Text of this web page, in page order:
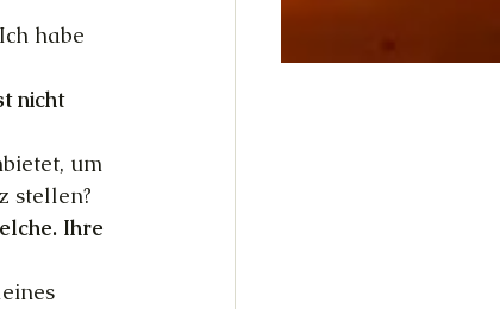
habe
nicht
um
stellen?
Ihre